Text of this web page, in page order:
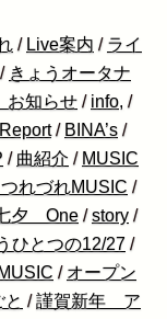
/ Live案内 / ライ
/ きょうオータナ
知らせ / info, /
/ BINA’s /
/ 曲紹介 / MUSIC
つれづれMUSIC /
夕 One /story /
ひとつの12/27 /
/ オープン
/謹賀新年 ア